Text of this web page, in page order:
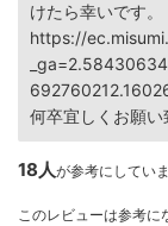
けたら幸いです。
https://
何卒宜しくお願い
18人が参考にしていま
このレビューは参考に